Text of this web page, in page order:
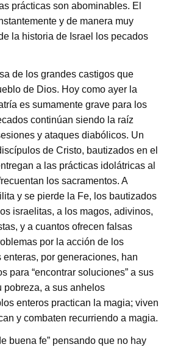
prácticas son abominables. El
y de manera muy
la historia de Israel los pecados
de los grandes castigos que
de Dios. Hoy como ayer la
es sumamente grave para los
continúan siendo la raíz
y ataques diabólicos. Un
de Cristo, bautizados en el
a las prácticas idolátricas al
los sacramentos. A
y se pierde la Fe, los bautizados
israelitas, a los magos, adivinos,
y a cuantos ofrecen falsas
por la acción de los
por generaciones, han
para “encontrar soluciones” a sus
pobreza, a sus anhelos
enteros practican la magia; viven
y combaten recurriendo a magia.
buena fe” pensando que no hay